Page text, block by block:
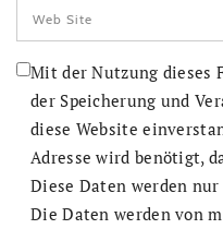
Mit der Nutzung dieses
der Speicherung und
diese Website
Adresse wird benötigt,
Diese Daten werden
Die Daten werden von